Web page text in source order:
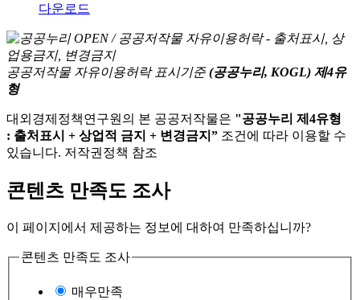
다운로드
공공저작물 자유이용허락 표시기준 (공공누리, KOGL) 제4유
형
대외경제정책연구원의 본 공공저작물은 "공공누리 제4유형
: 출처표시 + 상업적 금지 + 변경금지” 조건에 따라 이용할 수
있습니다. 저작권정책 참조
콘텐츠 만족도 조사
이 페이지에서 제공하는 정보에 대하여 만족하십니까?
콘텐츠 만족도 조사
매우만족